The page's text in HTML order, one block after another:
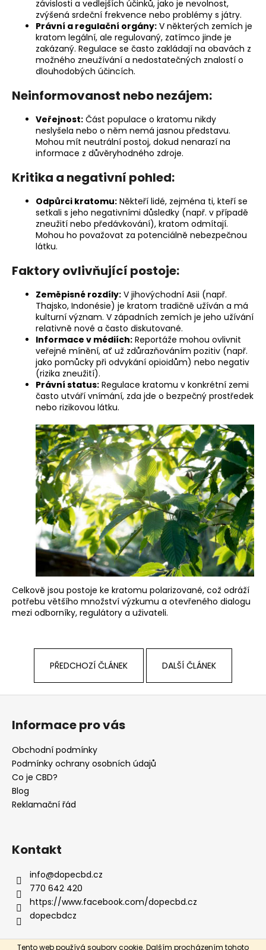
Tento web používá soubory cookie. Dalším procházením tohoto
závislosti a vedlejších účinků, jako je nevolnost,
zvýšená srdeční frekvence nebo problémy s játry.
Právní a regulační orgány: V některých zemích je
kratom legální, ale regulovaný, zatímco jinde je
zakázaný. Regulace se často zakládají na obavách z
možného zneužívání a nedostatečných znalostí o
dlouhodobých účincích.
Neinformovanost nebo nezájem:
Veřejnost: Část populace o kratomu nikdy
neslyšela nebo o něm nemá jasnou představu.
Mohou mít neutrální postoj, dokud nenarazí na
informace z důvěryhodného zdroje.
Kritika a negativní pohled:
Odpůrci kratomu: Někteří lidé, zejména ti, kteří se
setkali s jeho negativními důsledky (např. v případě
zneužití nebo předávkování), kratom odmítají.
Mohou ho považovat za potenciálně nebezpečnou
látku.
Faktory ovlivňující postoje:
Zeměpisné rozdíly: V jihovýchodní Asii (např.
Thajsko, Indonésie) je kratom tradičně užíván a má
kulturní význam. V západních zemích je jeho užívání
relativně nové a často diskutované.
Informace v médiích: Reportáže mohou ovlivnit
veřejné mínění, ať už zdůrazňováním pozitiv (např.
jako pomůcky při odvykání opioidům) nebo negativ
(rizika zneužití).
Právní status: Regulace kratomu v konkrétní zemi
často utváří vnímání, zda jde o bezpečný prostředek
nebo rizikovou látku.
Celkově jsou postoje ke kratomu polarizované, což odráží
potřebu většího množství výzkumu a otevřeného dialogu
mezi odborníky, regulátory a uživateli.
PŘEDCHOZÍ ČLÁNEK DALŠÍ ČLÁNEK
Z
Informace pro vás
Obchodní podmínky
Podmínky ochrany osobních údajů
Co je CBD?
Blog
Reklamační řád
Kontakt
info@dopecbd.cz
770 642 420
https://www.facebook.com/dopecbd.cz
dopecbdcz